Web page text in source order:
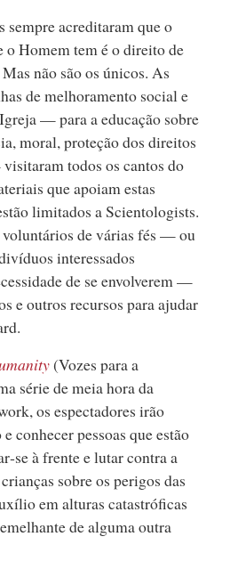
sempre acreditaram que o
Homem tem é o direito de
não são os únicos. As
de melhoramento social e
— para a educação sobre
moral, proteção dos direitos
todos os cantos do
que apoiam estas
limitados a Scientologists.
de várias fés — ou
interessados
de se envolverem —
e outros recursos para ajudar
(Vozes para a
série de meia hora da
os espectadores irão
conhecer pessoas que estão
à frente e lutar contra a
sobre os perigos das
em alturas catastróficas
de alguma outra